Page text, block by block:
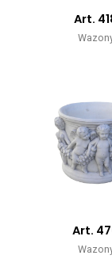
Art.
Art.